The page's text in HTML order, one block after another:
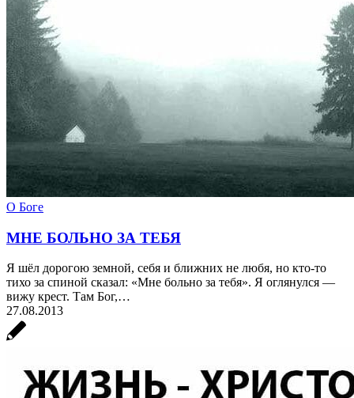
О Боге
МНЕ БОЛЬНО ЗА ТЕБЯ
Я шёл дорогою земной, себя и ближних не любя, но кто-то
тихо за спиной сказал: «Мне больно за тебя». Я оглянулся —
вижу крест. Там Бог,…
27.08.2013